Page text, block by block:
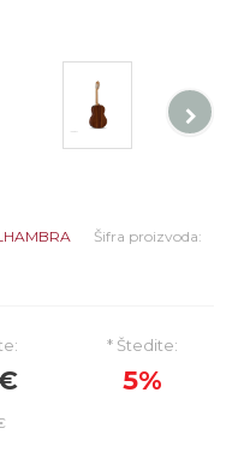
Šifra proizvoda:
* Štedite:
5%